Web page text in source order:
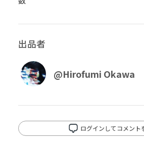
出品者
@Hirofumi Okawa
ログインしてコメント